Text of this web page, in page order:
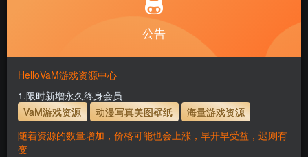
立即购买
主流网盘——高速下载
支付页面打不开或支付后不跳转请联系QQ：3317425885
解压密码 www.hellovam.com
公告
HelloVaM游戏资源中心
1.限时新增永久终身会员
VaM游戏资源
动漫写真美图壁纸
海量游戏资源
随着资源的数量增加，价格可能也会上涨，早开早受益，迟则有
变